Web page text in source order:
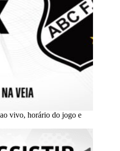
vivo, horário do jogo e